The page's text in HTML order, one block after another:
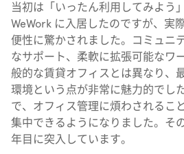
当初は「いったん利用してみよう
WeWork に入居したのですが、実
便性に驚かされました。コミュニ
なサポート、柔軟に拡張可能なワ
般的な賃貸オフィスとは異なり、
環境という点が非常に魅力的でし
で、オフィス管理に煩わされるこ
集中できるようになりました。そ
年目に突入しています。